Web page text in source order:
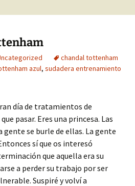
chandal tottenham
azul, sudadera entrenamiento
día de tratamientos de
pasar. Eres una princesa. Las
gente se burle de ellas. La gente
sí que os interesó
que aquella era su
a perder su trabajo por ser
Suspiré y volví a